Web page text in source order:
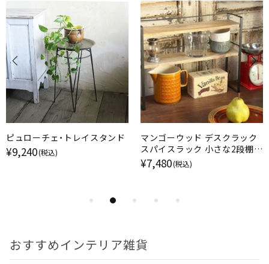
ピュローチェ・トレイスタンド
¥9,240(税込)
マンゴーウッド デスクラック
スパイスラック 小さな2段棚
調味料ラック
¥7,480(税込)
おすすめインテリア雑貨